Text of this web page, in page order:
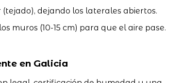
dejando los laterales abiertos.
muros (10-15 cm) para que el aire pase.
en Galicia